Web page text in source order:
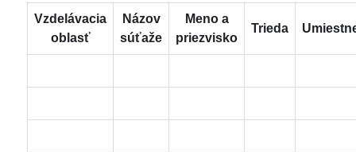
Vzdelávacia
oblasť
Názov
súťaže
Meno a
priezvisko
Trieda